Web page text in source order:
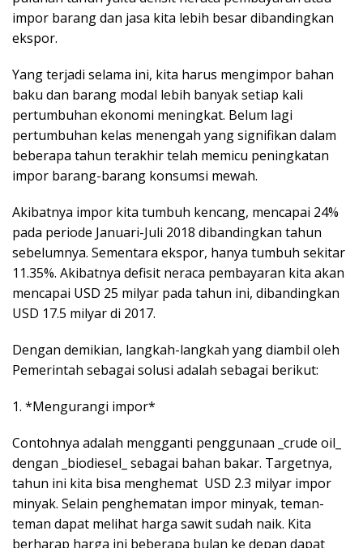
impor barang dan jasa kita lebih besar dibandingkan
ekspor.
Yang terjadi selama ini, kita harus mengimpor bahan
baku dan barang modal lebih banyak setiap kali
pertumbuhan ekonomi meningkat. Belum lagi
pertumbuhan kelas menengah yang signifikan dalam
beberapa tahun terakhir telah memicu peningkatan
impor barang-barang konsumsi mewah.
Akibatnya impor kita tumbuh kencang, mencapai 24%
pada periode Januari-Juli 2018 dibandingkan tahun
sebelumnya. Sementara ekspor, hanya tumbuh sekitar
11.35%. Akibatnya defisit neraca pembayaran kita akan
mencapai USD 25 milyar pada tahun ini, dibandingkan
USD 17.5 milyar di 2017.
Dengan demikian, langkah-langkah yang diambil oleh
Pemerintah sebagai solusi adalah sebagai berikut:
1. *Mengurangi impor*
Contohnya adalah mengganti penggunaan _crude oil_
dengan _biodiesel_ sebagai bahan bakar. Targetnya,
tahun ini kita bisa menghemat USD 2.3 milyar impor
minyak. Selain penghematan impor minyak, teman-
teman dapat melihat harga sawit sudah naik. Kita
berharap harga ini beberapa bulan ke depan dapat